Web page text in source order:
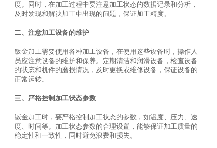
度。同时，在加工过程中要注意加工状态的数据记录和分析，
及时发现和解决加工中出现的问题，保证加工精度。
二、注意加工设备的维护
钣金加工需要使用各种加工设备，在使用这些设备时，操作人
员应注意设备的维护和保养。定期清洁和润滑设备，检查设备
的状态和机件的磨损情况，及时更换或维修设备，保证设备的
正常运转。
三、严格控制加工状态参数
钣金加工时，要严格控制加工状态的参数，如温度、压力、速
度、时间等。加工状态参数的合理设置，能够保证加工质量的
稳定性和一致性，同时避免浪费和损失。